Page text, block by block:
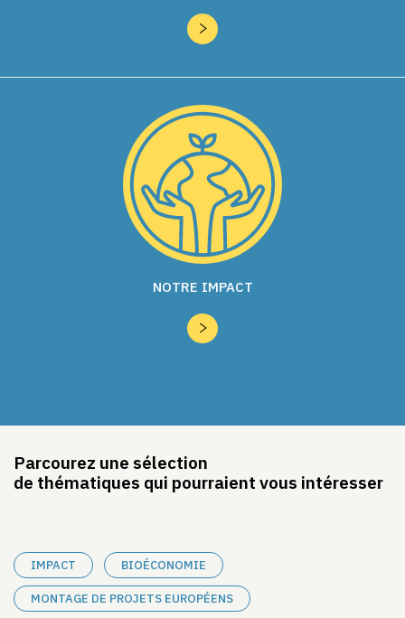
NOTRE IMPACT
Parcourez une sélection
de thématiques qui pourraient vous intéresser
IMPACT BIOÉCONOMIE
MONTAGE DE PROJETS EUROPÉENS